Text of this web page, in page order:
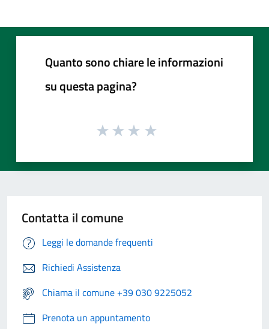
Quanto sono chiare le informazioni
su questa pagina?
Contatta il comune
Leggi le domande frequenti
Richiedi Assistenza
Chiama il comune +39 030 9225052
Prenota un appuntamento